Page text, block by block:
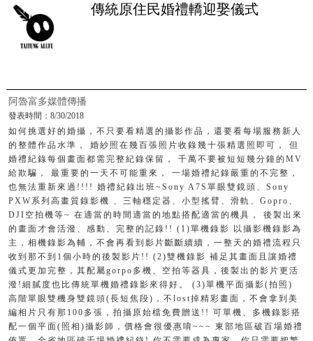
傳統原住民婚禮轎迎娶儀式
阿魯富多媒體傳播
發表時間：8/30/2018
如何挑選好的婚攝，不只要看精選的攝影作品，還要看每場服務新人
的整體作品水準， 婚紗照在幾百張照片收錄幾十張精選照即可， 但
婚禮紀錄每個畫面都需完整紀錄保留， 千萬不要被短短幾分鐘的MV
給欺騙， 最重要的一天不可能重來， 一場婚禮紀錄嚴重的不完整，
也無法重新來過!!!! 婚禮紀錄出班~Sony A7S單眼雙鏡頭、Sony
PXW系列高畫質錄影機 、三軸穩定器、小型搖臂、滑軌、Gopro、
DJI空拍機等~ 在適當的時間適當的地點搭配適當的機具， 後製出來
的畫面才會活潑、感動、完整的記錄!! (1)單機錄影 以攝影機錄影為
主，相機錄影為輔，不會再看到影片斷斷續續，一整天的婚禮流程只
收到那不到1個小時的後製影片!! (2)雙機錄影 補足其畫面且讓婚禮
儀式更加完整，其配屬gorpo多機、空拍等器具，後製出的影片更活
潑!細膩度也比傳統單機婚禮錄影來得好。 (3)單機平面攝影(拍照)
高階單眼雙機身雙鏡頭(長短焦段)，不lost掉精彩畫面，不會拿到美
編相片只有那100多張，拍攝原始檔免費贈送!! 可單機、多機錄影搭
配一個平面(照相)攝影師，價格會很優惠唷~~~ 東部地區破百場婚禮